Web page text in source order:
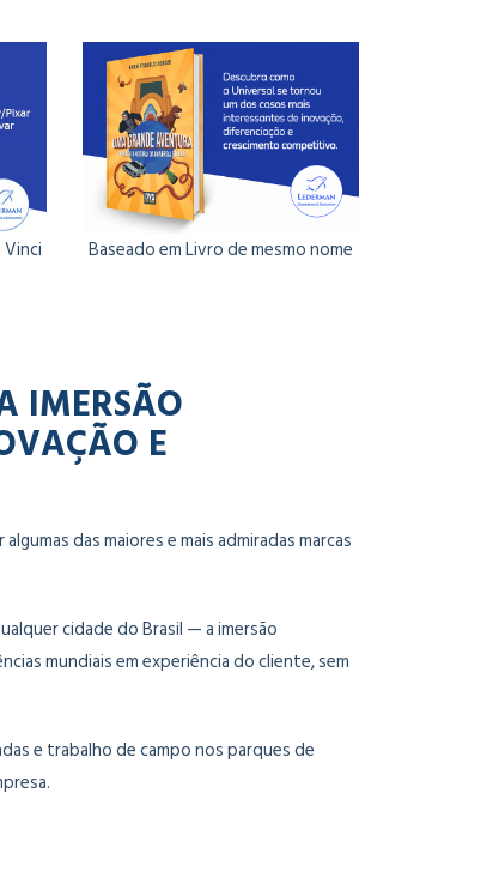
Baseado em Livro de mesmo nome
IMERSÃO
E
das maiores e mais admiradas marcas
cidade do Brasil — a imersão
mundiais em experiência do cliente, sem
e trabalho de campo nos parques de